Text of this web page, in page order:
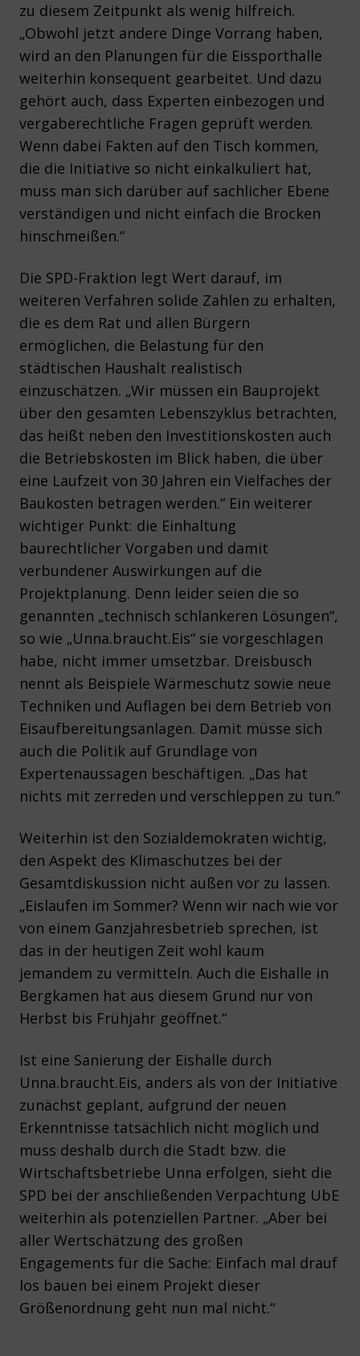
zu diesem Zeitpunkt als wenig hilfreich.
„Obwohl jetzt andere Dinge Vorrang haben,
wird an den Planungen für die Eissporthalle
weiterhin konsequent gearbeitet. Und dazu
gehört auch, dass Experten einbezogen und
vergaberechtliche Fragen geprüft werden.
Wenn dabei Fakten auf den Tisch kommen,
die die Initiative so nicht einkalkuliert hat,
muss man sich darüber auf sachlicher Ebene
verständigen und nicht einfach die Brocken
hinschmeißen.“
Die SPD-Fraktion legt Wert darauf, im
weiteren Verfahren solide Zahlen zu erhalten,
die es dem Rat und allen Bürgern
ermöglichen, die Belastung für den
städtischen Haushalt realistisch
einzuschätzen. „Wir müssen ein Bauprojekt
über den gesamten Lebenszyklus betrachten,
das heißt neben den Investitionskosten auch
die Betriebskosten im Blick haben, die über
eine Laufzeit von 30 Jahren ein Vielfaches der
Baukosten betragen werden.“ Ein weiterer
wichtiger Punkt: die Einhaltung
baurechtlicher Vorgaben und damit
verbundener Auswirkungen auf die
Projektplanung. Denn leider seien die so
genannten „technisch schlankeren Lösungen“,
so wie „Unna.braucht.Eis“ sie vorgeschlagen
habe, nicht immer umsetzbar. Dreisbusch
nennt als Beispiele Wärmeschutz sowie neue
Techniken und Auflagen bei dem Betrieb von
Eisaufbereitungsanlagen. Damit müsse sich
auch die Politik auf Grundlage von
Expertenaussagen beschäftigen. „Das hat
nichts mit zerreden und verschleppen zu tun.“
Weiterhin ist den Sozialdemokraten wichtig,
den Aspekt des Klimaschutzes bei der
Gesamtdiskussion nicht außen vor zu lassen.
„Eislaufen im Sommer? Wenn wir nach wie vor
von einem Ganzjahresbetrieb sprechen, ist
das in der heutigen Zeit wohl kaum
jemandem zu vermitteln. Auch die Eishalle in
Bergkamen hat aus diesem Grund nur von
Herbst bis Frühjahr geöffnet.“
Ist eine Sanierung der Eishalle durch
Unna.braucht.Eis, anders als von der Initiative
zunächst geplant, aufgrund der neuen
Erkenntnisse tatsächlich nicht möglich und
muss deshalb durch die Stadt bzw. die
Wirtschaftsbetriebe Unna erfolgen, sieht die
SPD bei der anschließenden Verpachtung UbE
weiterhin als potenziellen Partner. „Aber bei
aller Wertschätzung des großen
Engagements für die Sache: Einfach mal drauf
los bauen bei einem Projekt dieser
Größenordnung geht nun mal nicht.“